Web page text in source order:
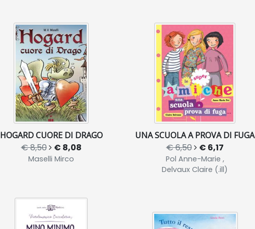
HOGARD CUORE DI DRAGO
€ 8,50 € 8,08
Maselli Mirco
UNA SCUOLA A PROVA DI FUGA
€ 6,50 € 6,17
Pol Anne-Marie ,
Delvaux Claire (.ill)